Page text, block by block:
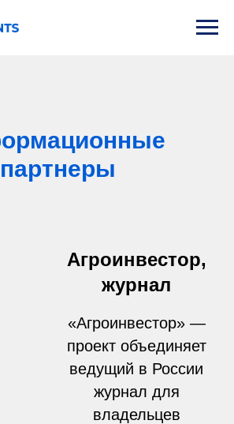
партнеры
Агроинвестор,
журнал
«Агроинвестор» —
проект объединяет
ведущий в России
журнал для
владельцев